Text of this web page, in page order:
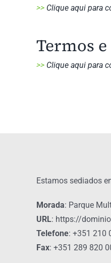
>> Clique aqui para
Termos
>> Clique aqui para
Estamos sediados
Morada: Parque
URL: https://
Telefone: +351 210
Fax: +351 289 820